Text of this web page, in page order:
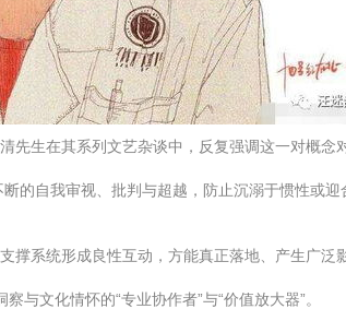
先生在其系列文艺杂谈中，反复强调这一对概
的自我审视、批判与超越，防止沉溺于惯性或
撑系统形成良性互动，方能真正落地、产生广
与文化情怀的“专业协作者”与“价值放大器”。